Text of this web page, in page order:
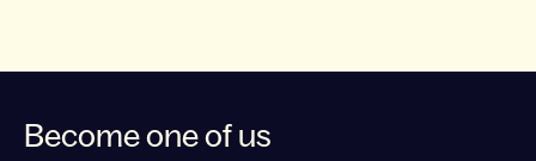
Become one of us